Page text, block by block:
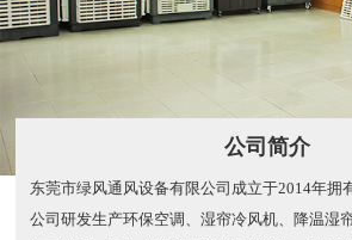
公司简介
东莞市绿风通风设备有限公司成立于2014年拥
公司研发生产环保空调、湿帘冷风机、降温湿